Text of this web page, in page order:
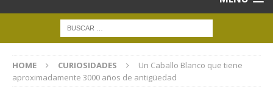
HOME CURIOSIDADES
Un Caballo Blanco que tiene
aproximadamente 3000 años de antigüedad